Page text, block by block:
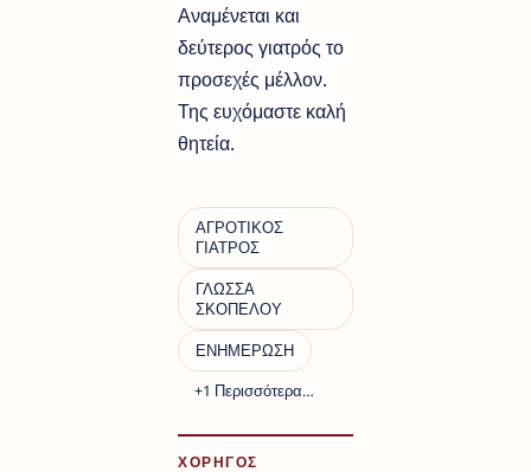
Αναμένεται και
δεύτερος γιατρός το
προσεχές μέλλον.
Της ευχόμαστε καλή
θητεία.
ΧΟΡΗΓΟΣ